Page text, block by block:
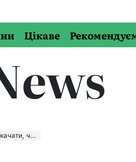
Цікаве
онлайн